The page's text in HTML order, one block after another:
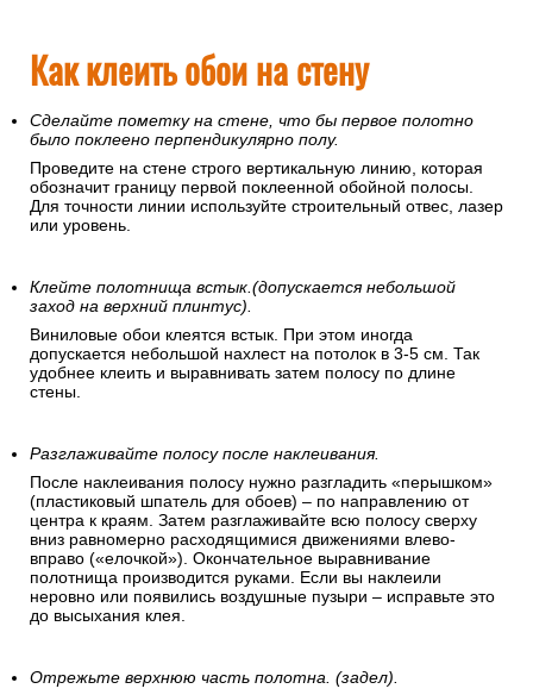
Как клеить обои на стену
Сделайте пометку на стене, что бы первое полотно
было поклеено перпендикулярно полу.
Проведите на стене строго вертикальную линию, которая
обозначит границу первой поклеенной обойной полосы.
Для точности линии используйте строительный отвес, лазер
или уровень.
Клейте полотнища встык.(допускается небольшой
заход на верхний плинтус).
Виниловые обои клеятся встык. При этом иногда
допускается небольшой нахлест на потолок в 3-5 см. Так
удобнее клеить и выравнивать затем полосу по длине
стены.
Разглаживайте полосу после наклеивания.
После наклеивания полосу нужно разгладить «перышком»
(пластиковый шпатель для обоев) – по направлению от
центра к краям. Затем разглаживайте всю полосу сверху
вниз равномерно расходящимися движениями влево-
вправо («елочкой»). Окончательное выравнивание
полотнища производится руками. Если вы наклеили
неровно или появились воздушные пузыри – исправьте это
до высыхания клея.
Отрежьте верхнюю часть полотна. (задел).